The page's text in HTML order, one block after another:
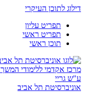
דילוג לתוכן העיקרי
תפריט עליון
תפריט ראשי
תוכן ראשי
מרכז אקדמי ללימודי
ע"ש גריי
אוניברסיטת תל אביב